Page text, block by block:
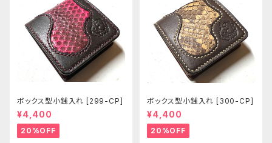
ボックス型小銭入れ [299-CP]
¥4,400
20%OFF
ボックス型小銭入れ [300-CP]
¥4,400
20%OFF